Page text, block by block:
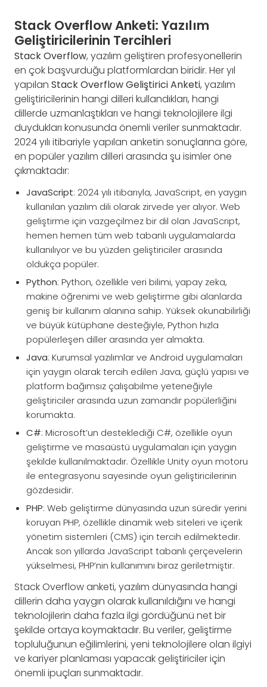
Stack Overflow Anketi: Yazılım
Geliştiricilerinin Tercihleri
Stack Overflow, yazılım geliştiren profesyonellerin
en çok başvurduğu platformlardan biridir. Her yıl
yapılan Stack Overflow Geliştirici Anketi, yazılım
geliştiricilerinin hangi dilleri kullandıkları, hangi
dillerde uzmanlaştıkları ve hangi teknolojilere ilgi
duydukları konusunda önemli veriler sunmaktadır.
2024 yılı itibariyle yapılan anketin sonuçlarına göre,
en popüler yazılım dilleri arasında şu isimler öne
çıkmaktadır:
JavaScript: 2024 yılı itibarıyla, JavaScript, en yaygın
kullanılan yazılım dili olarak zirvede yer alıyor. Web
geliştirme için vazgeçilmez bir dil olan JavaScript,
hemen hemen tüm web tabanlı uygulamalarda
kullanılıyor ve bu yüzden geliştiriciler arasında
oldukça popüler.
Python: Python, özellikle veri bilimi, yapay zeka,
makine öğrenimi ve web geliştirme gibi alanlarda
geniş bir kullanım alanına sahip. Yüksek okunabilirliği
ve büyük kütüphane desteğiyle, Python hızla
popülerleşen diller arasında yer almakta.
Java: Kurumsal yazılımlar ve Android uygulamaları
için yaygın olarak tercih edilen Java, güçlü yapısı ve
platform bağımsız çalışabilme yeteneğiyle
geliştiriciler arasında uzun zamandır popülerliğini
korumakta.
C#: Microsoft’un desteklediği C#, özellikle oyun
geliştirme ve masaüstü uygulamaları için yaygın
şekilde kullanılmaktadır. Özellikle Unity oyun motoru
ile entegrasyonu sayesinde oyun geliştiricilerinin
gözdesidir.
PHP: Web geliştirme dünyasında uzun süredir yerini
koruyan PHP, özellikle dinamik web siteleri ve içerik
yönetim sistemleri (CMS) için tercih edilmektedir.
Ancak son yıllarda JavaScript tabanlı çerçevelerin
yükselmesi, PHP’nin kullanımını biraz geriletmiştir.
Stack Overflow anketi, yazılım dünyasında hangi
dillerin daha yaygın olarak kullanıldığını ve hangi
teknolojilerin daha fazla ilgi gördüğünü net bir
şekilde ortaya koymaktadır. Bu veriler, geliştirme
topluluğunun eğilimlerini, yeni teknolojilere olan ilgiyi
ve kariyer planlaması yapacak geliştiriciler için
önemli ipuçları sunmaktadır.